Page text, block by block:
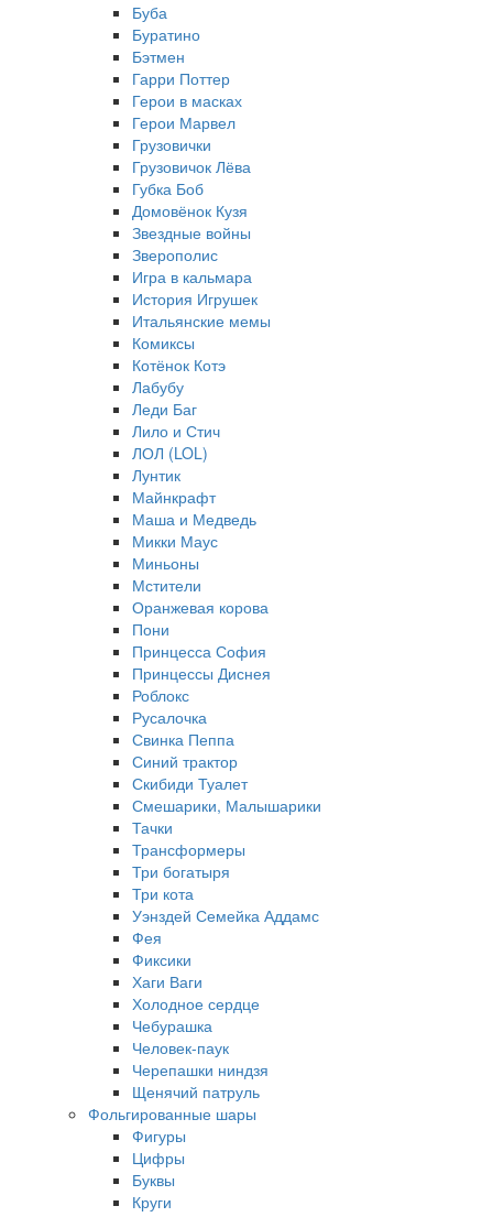
Буба
Буратино
Бэтмен
Гарри Поттер
Герои в масках
Герои Марвел
Грузовички
Грузовичок Лёва
Губка Боб
Домовёнок Кузя
Звездные войны
Зверополис
Игра в кальмара
История Игрушек
Итальянские мемы
Комиксы
Котёнок Котэ
Лабубу
Леди Баг
Лило и Стич
ЛОЛ (LOL)
Лунтик
Майнкрафт
Маша и Медведь
Микки Маус
Миньоны
Мстители
Оранжевая корова
Пони
Принцесса София
Принцессы Диснея
Роблокс
Русалочка
Свинка Пеппа
Синий трактор
Скибиди Туалет
Смешарики, Малышарики
Тачки
Трансформеры
Три богатыря
Три кота
Уэнздей Семейка Аддамс
Фея
Фиксики
Хаги Ваги
Холодное сердце
Чебурашка
Человек-паук
Черепашки ниндзя
Щенячий патруль
Фольгированные шары
Фигуры
Цифры
Буквы
Круги